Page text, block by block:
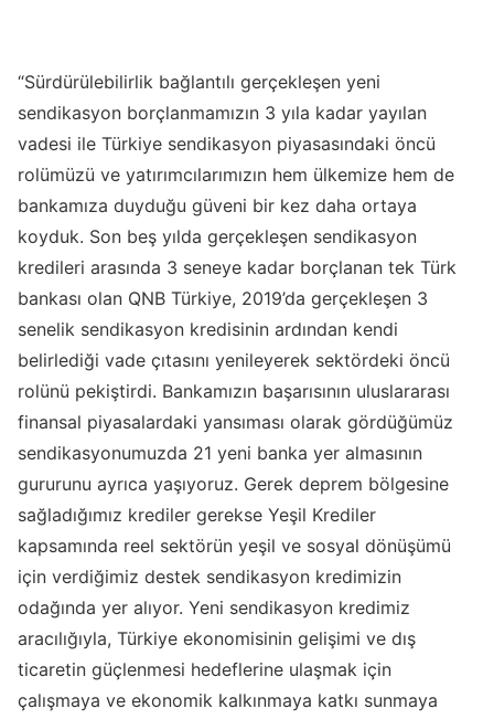
“Sürdürülebilirlik bağlantılı gerçekleşen yeni
sendikasyon borçlanmamızın 3 yıla kadar yayılan
vadesi ile Türkiye sendikasyon piyasasındaki öncü
rolümüzü ve yatırımcılarımızın hem ülkemize hem de
bankamıza duyduğu güveni bir kez daha ortaya
koyduk. Son beş yılda gerçekleşen sendikasyon
kredileri arasında 3 seneye kadar borçlanan tek Türk
bankası olan QNB Türkiye, 2019’da gerçekleşen 3
senelik sendikasyon kredisinin ardından kendi
belirlediği vade çıtasını yenileyerek sektördeki öncü
rolünü pekiştirdi. Bankamızın başarısının uluslararası
finansal piyasalardaki yansıması olarak gördüğümüz
sendikasyonumuzda 21 yeni banka yer almasının
gururunu ayrıca yaşıyoruz. Gerek deprem bölgesine
sağladığımız krediler gerekse Yeşil Krediler
kapsamında reel sektörün yeşil ve sosyal dönüşümü
için verdiğimiz destek sendikasyon kredimizin
odağında yer alıyor. Yeni sendikasyon kredimiz
aracılığıyla, Türkiye ekonomisinin gelişimi ve dış
ticaretin güçlenmesi hedeflerine ulaşmak için
çalışmaya ve ekonomik kalkınmaya katkı sunmaya